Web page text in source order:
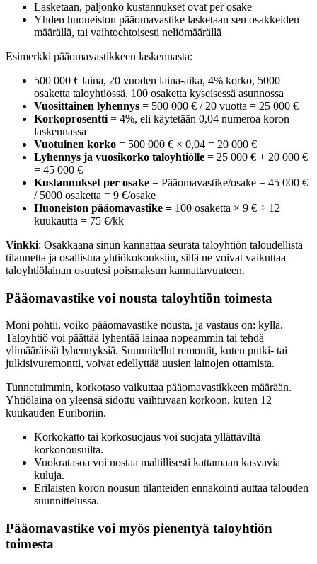
Lasketaan, paljonko kustannukset ovat per osake
Yhden huoneiston pääomavastike lasketaan sen osakkeiden
määrällä, tai vaihtoehtoisesti neliömäärällä
Esimerkki pääomavastikkeen laskennasta:
500 000 € laina, 20 vuoden laina-aika, 4% korko, 5000
osaketta taloyhtiössä, 100 osaketta kyseisessä asunnossa
Vuosittainen lyhennys = 500 000 € / 20 vuotta = 25 000 €
Korkoprosentti = 4%, eli käytetään 0,04 numeroa koron
laskennassa
Vuotuinen korko = 500 000 € × 0,04 = 20 000 €
Lyhennys ja vuosikorko taloyhtiölle = 25 000 € + 20 000 €
= 45 000 €
Kustannukset per osake = Pääomavastike/osake = 45 000 €
/ 5000 osaketta = 9 €/osake
Huoneiston pääomavastike = 100 osaketta × 9 € ÷ 12
kuukautta = 75 €/kk
Vinkki: Osakkaana sinun kannattaa seurata taloyhtiön taloudellista
tilannetta ja osallistua yhtiökokouksiin, sillä ne voivat vaikuttaa
taloyhtiölainan osuutesi poismaksun kannattavuuteen.
Pääomavastike voi nousta taloyhtiön toimesta
Moni pohtii, voiko pääomavastike nousta, ja vastaus on: kyllä.
Taloyhtiö voi päättää lyhentää lainaa nopeammin tai tehdä
ylimääräisiä lyhennyksiä. Suunnitellut remontit, kuten putki- tai
julkisivuremontti, voivat edellyttää uusien lainojen ottamista.
Tunnetuimmin, korkotaso vaikuttaa pääomavastikkeen määrään.
Yhtiölaina on yleensä sidottu vaihtuvaan korkoon, kuten 12
kuukauden Euriboriin.
Korkokatto tai korkosuojaus voi suojata yllättäviltä
korkonousuilta.
Vuokratasoa voi nostaa maltillisesti kattamaan kasvavia
kuluja.
Erilaisten koron nousun tilanteiden ennakointi auttaa talouden
suunnittelussa.
Pääomavastike voi myös pienentyä taloyhtiön
toimesta